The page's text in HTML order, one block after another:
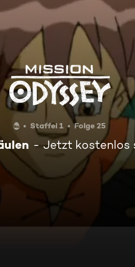
Herkules' Säulen
Staffel 1 Folge 25
Jetzt kostenlos